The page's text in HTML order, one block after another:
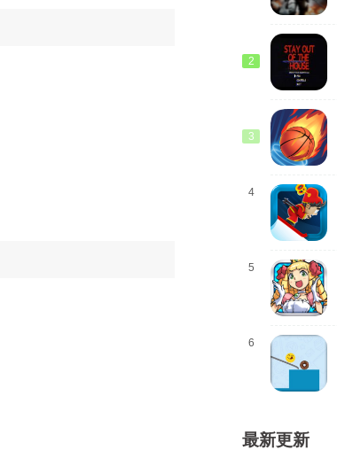
2
3
4
5
6
最新更新